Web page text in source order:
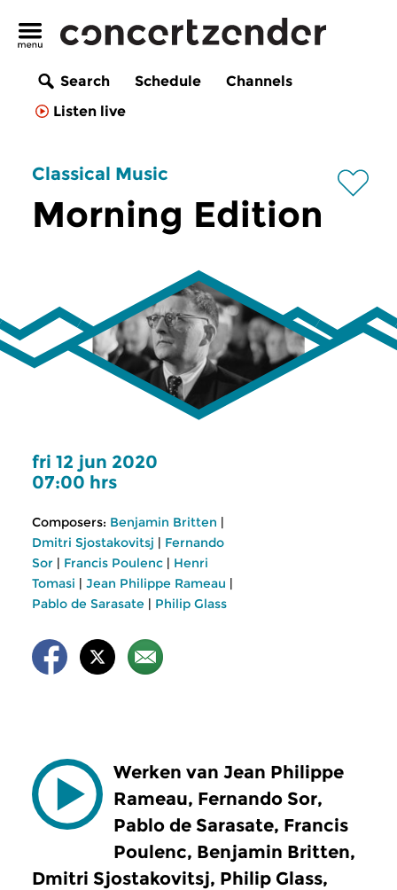
Search Schedule
Channels
Listen live
Classical Music
Morning Edition
fri 12 jun 2020
07:00 hrs
Composers: Benjamin Britten |
Dmitri Sjostakovitsj | Fernando
Sor | Francis Poulenc | Henri
Tomasi | Jean Philippe Rameau |
Pablo de Sarasate | Philip Glass
Werken van Jean Philippe
Rameau, Fernando Sor,
Pablo de Sarasate, Francis
Poulenc, Benjamin Britten,
Dmitri Sjostakovitsj, Philip Glass,